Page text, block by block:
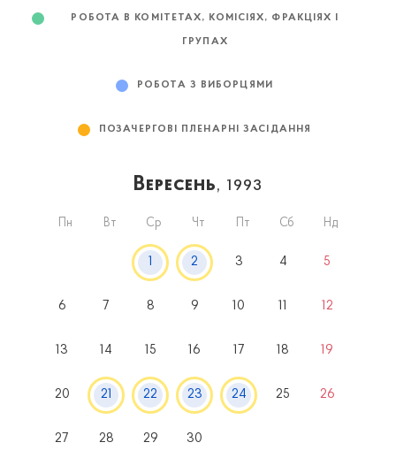
РОБОТА В КОМІТЕТАХ, КОМІСІЯХ, ФРАКЦІЯХ І
ГРУПАХ
РОБОТА З ВИБОРЦЯМИ
ПОЗАЧЕРГОВІ ПЛЕНАРНІ ЗАСІДАННЯ
Вересень, 1993
Пн Вт Ср Чт Пт Сб Нд
1 2 3 4 5
6 7 8 9 10 11 12
13 14 15 16 17 18 19
20 21 22 23 24 25 26
27 28 29 30